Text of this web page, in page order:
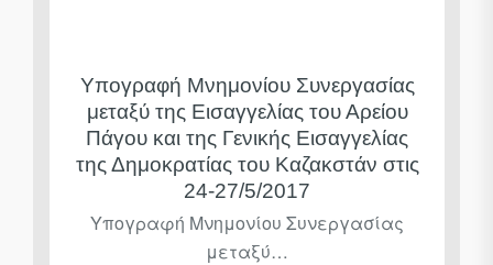
Υπογραφή Μνημονίου Συνεργασίας
μεταξύ της Εισαγγελίας του Αρείου
Πάγου και της Γενικής Εισαγγελίας
της Δημοκρατίας του Καζακστάν στις
24-27/5/2017
Υπογραφή Μνημονίου Συνεργασίας
μεταξύ…